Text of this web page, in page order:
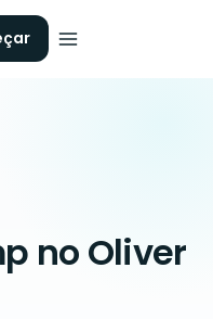
no Oliver